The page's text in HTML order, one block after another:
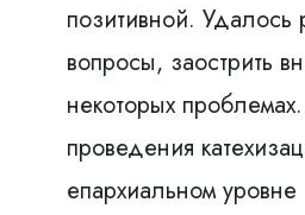
позитивной. Удалось
вопросы, заострить
некоторых
проведения
епархиальном